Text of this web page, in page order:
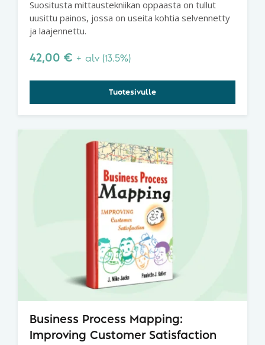
Suositusta mittaustekniikan oppaasta on tullut
uusittu painos, jossa on useita kohtia selvennetty
ja laajennettu.
42,00 € + alv (13.5%)
Tuotesivulle
Business Process Mapping:
Improving Customer Satisfaction